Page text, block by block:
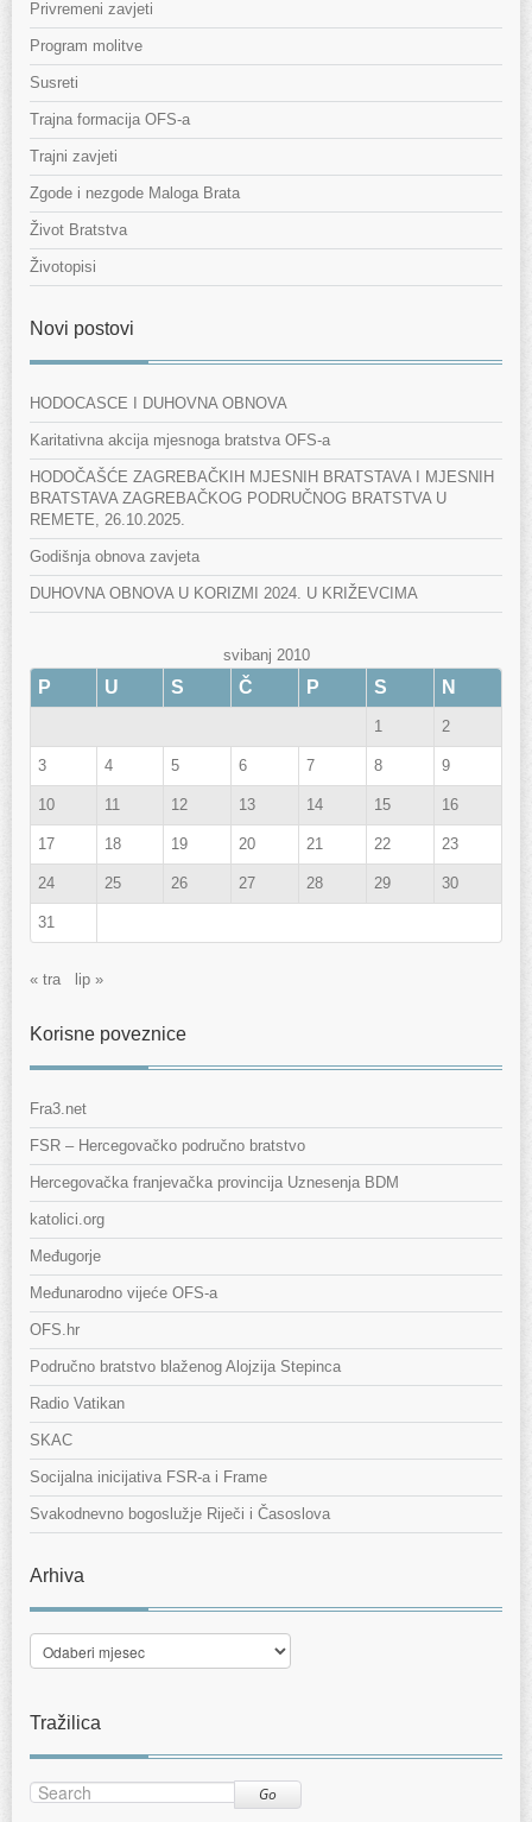
Privremeni zavjeti
Program molitve
Susreti
Trajna formacija OFS-a
Trajni zavjeti
Zgode i nezgode Maloga Brata
Život Bratstva
Životopisi
Novi postovi
HODOCASCE I DUHOVNA OBNOVA
Karitativna akcija mjesnoga bratstva OFS-a
HODOČAŠĆE ZAGREBAČKIH MJESNIH BRATSTAVA I MJESNIH
BRATSTAVA ZAGREBAČKOG PODRUČNOG BRATSTVA U
REMETE, 26.10.2025.
Godišnja obnova zavjeta
DUHOVNA OBNOVA U KORIZMI 2024. U KRIŽEVCIMA
svibanj 2010
P U S Č P S N
1 2
3 4 5 6 7 8 9
10 11 12 13 14 15 16
17 18 19 20 21 22 23
24 25 26 27 28 29 30
31
« tra lip »
Korisne poveznice
Fra3.net
FSR – Hercegovačko područno bratstvo
Hercegovačka franjevačka provincija Uznesenja BDM
katolici.org
Međugorje
Međunarodno vijeće OFS-a
OFS.hr
Područno bratstvo blaženog Alojzija Stepinca
Radio Vatikan
SKAC
Socijalna inicijativa FSR-a i Frame
Svakodnevno bogoslužje Riječi i Časoslova
Arhiva
Arhiva
Tražilica
Go